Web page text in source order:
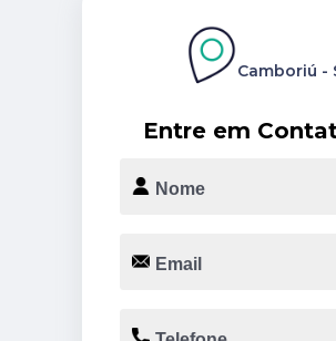
Entre em
Camboriú -